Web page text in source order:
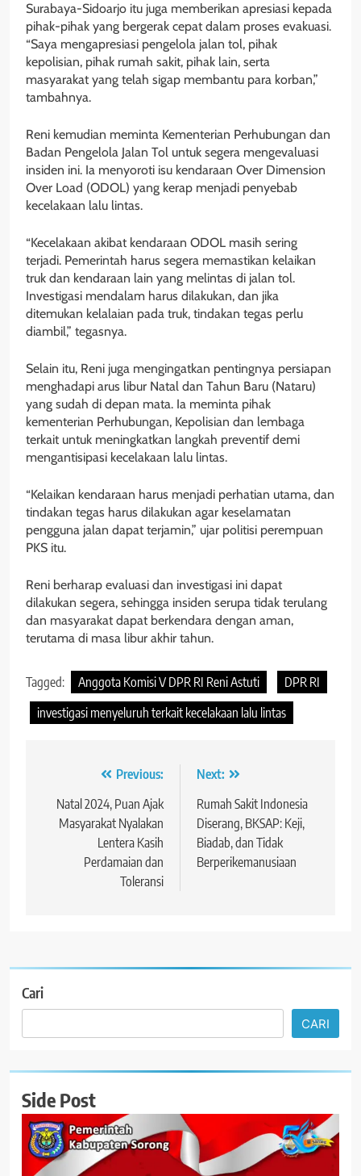
Surabaya-Sidoarjo itu juga memberikan apresiasi kepada
pihak-pihak yang bergerak cepat dalam proses evakuasi.
“Saya mengapresiasi pengelola jalan tol, pihak
kepolisian, pihak rumah sakit, pihak lain, serta
masyarakat yang telah sigap membantu para korban,”
tambahnya.
Reni kemudian meminta Kementerian Perhubungan dan
Badan Pengelola Jalan Tol untuk segera mengevaluasi
insiden ini. Ia menyoroti isu kendaraan Over Dimension
Over Load (ODOL) yang kerap menjadi penyebab
kecelakaan lalu lintas.
“Kecelakaan akibat kendaraan ODOL masih sering
terjadi. Pemerintah harus segera memastikan kelaikan
truk dan kendaraan lain yang melintas di jalan tol.
Investigasi mendalam harus dilakukan, dan jika
ditemukan kelalaian pada truk, tindakan tegas perlu
diambil,” tegasnya.
Selain itu, Reni juga mengingatkan pentingnya persiapan
menghadapi arus libur Natal dan Tahun Baru (Nataru)
yang sudah di depan mata. Ia meminta pihak
kementerian Perhubungan, Kepolisian dan lembaga
terkait untuk meningkatkan langkah preventif demi
mengantisipasi kecelakaan lalu lintas.
“Kelaikan kendaraan harus menjadi perhatian utama, dan
tindakan tegas harus dilakukan agar keselamatan
pengguna jalan dapat terjamin,” ujar politisi perempuan
PKS itu.
Reni berharap evaluasi dan investigasi ini dapat
dilakukan segera, sehingga insiden serupa tidak terulang
dan masyarakat dapat berkendara dengan aman,
terutama di masa libur akhir tahun.
Tagged: Anggota Komisi V DPR RI Reni Astuti
DPR RI
investigasi menyeluruh terkait kecelakaan lalu lintas
Navigasi
pos
Previous:
Natal 2024, Puan Ajak
Masyarakat Nyalakan
Lentera Kasih
Perdamaian dan
Toleransi
Next:
Rumah Sakit Indonesia
Diserang, BKSAP: Keji,
Biadab, dan Tidak
Berperikemanusiaan
Cari
CARI
Side Post